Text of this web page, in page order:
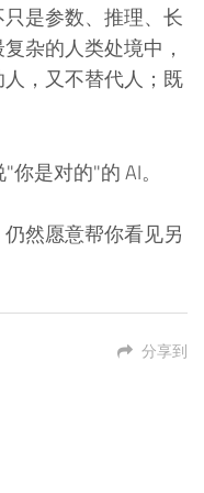
是参数、推理、长
杂的人类处境中，
，又不替代人；既
是对的"的 AI。
然愿意帮你看见另
分享到